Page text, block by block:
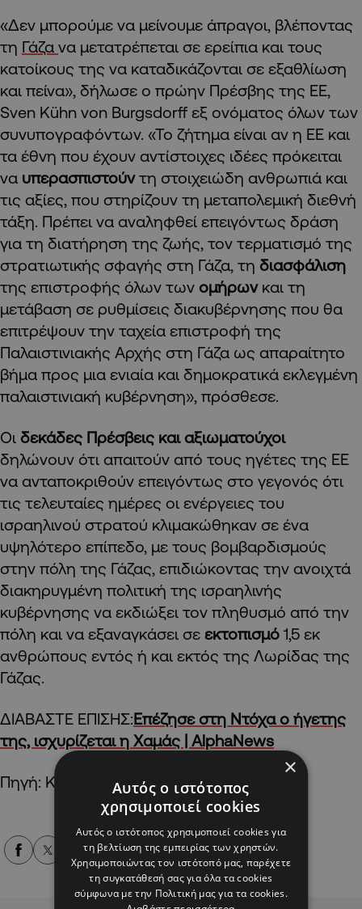
«Δεν μπορούμε να μείνουμε άπραγοι, βλέποντας
τη Γάζα να μετατρέπεται σε ερείπια και τους
κατοίκους της να καταδικάζονται σε εξαθλίωση
και πείνα», δήλωσε ο πρώην Πρέσβης της ΕΕ,
Sven Kühn von Burgsdorff εξ ονόματος όλων των
συνυπογραφόντων. «Το ζήτημα είναι αν η ΕΕ και
τα έθνη που έχουν αντίστοιχες ιδέες πρόκειται
να υπερασπιστούντη στοιχειώδη ανθρωπιά και
τις αξίες, που στηρίζουν τη μεταπολεμική διεθνή
τάξη. Πρέπει να αναληφθεί επειγόντως δράση
για τη διατήρηση της ζωής, τον τερματισμό της
στρατιωτικής σφαγής στη Γάζα, τη διασφάλιση
της επιστροφής όλων των ομήρων και τη
μετάβαση σε ρυθμίσεις διακυβέρνησης που θα
επιτρέψουν την ταχεία επιστροφή της
Παλαιστινιακής Αρχής στη Γάζα ως απαραίτητο
βήμα προς μια ενιαία και δημοκρατικά εκλεγμένη
παλαιστινιακή κυβέρνηση», πρόσθεσε.
Οι δεκάδες Πρέσβεις και αξιωματούχοι
δηλώνουν ότι απαιτούν από τους ηγέτες της ΕΕ
να ανταποκριθούν επειγόντως στο γεγονός ότι
τις τελευταίες ημέρες οι ενέργειες του
ισραηλινού στρατού κλιμακώθηκαν σε ένα
υψηλότερο επίπεδο, με τους βομβαρδισμούς
στην πόλη της Γάζας, επιδιώκοντας την ανοιχτά
διακηρυγμένη πολιτική της ισραηλινής
κυβέρνησης να εκδιώξει τον πληθυσμό από την
πόλη και να εξαναγκάσει σε εκτοπισμό 1,5 εκ
ανθρώπους εντός ή και εκτός της Λωρίδας της
Γάζας.
ΔΙΑΒΑΣΤΕ ΕΠΙΣΗΣ:Επέζησε στη Ντόχα ο ήγετης
της, ισχυρίζεται η Χαμάς | AlphaNews
Πηγή: ΚΥΠΕ
Alpha Podcasts
×
Αυτός ο ιστότοπος
χρησιμοποιεί cookies
Αυτός ο ιστότοπος χρησιμοποιεί cookies για
τη βελτίωση της εμπειρίας των χρηστών.
Χρησιμοποιώντας τον ιστότοπό μας, παρέχετε
τη συγκατάθεσή σας για όλα τα cookies
σύμφωνα με την Πολιτική μας για τα cookies.